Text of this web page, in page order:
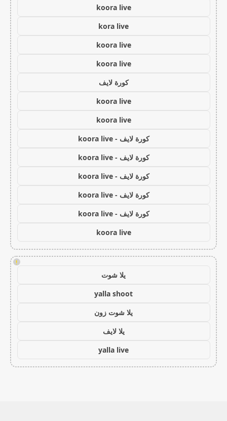
koora live
kora live
koora live
koora live
كورة لايف
koora live
koora live
كورة لايف - koora live
كورة لايف - koora live
كورة لايف - koora live
كورة لايف - koora live
كورة لايف - koora live
koora live
!
يلا شوت
yalla shoot
يلا شوت زون
يلا لايف
yalla live